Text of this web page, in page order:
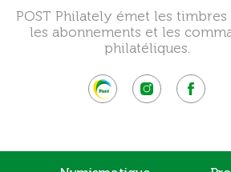
POST Philately émet les timbres
les abonnements et les
philatéliques.